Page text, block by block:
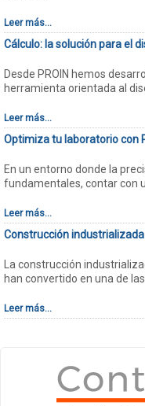
Leer más...
Cálculo: la solución para el
Desde PROIN hemos
herramienta orientada al
Leer más...
Optimiza tu laboratorio con
En un entorno donde la
fundamentales, contar con
Leer más...
Construcción
La construcción
han convertido en una de
Leer más...